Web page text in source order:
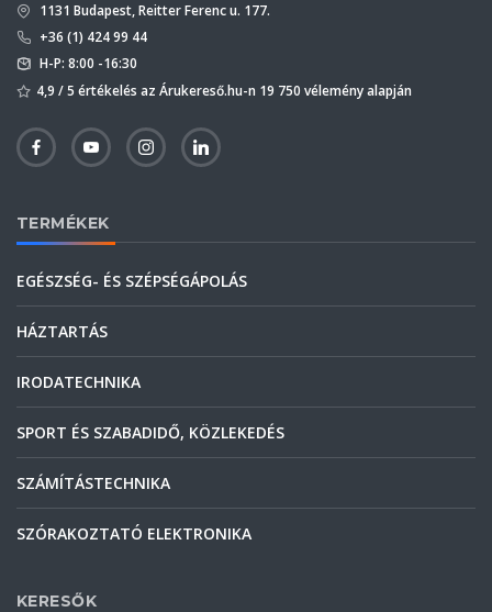
1131 Budapest, Reitter Ferenc u. 177.
+36 (1) 424 99 44
H-P: 8:00 -16:30
4,9 / 5 értékelés az Árukereső.hu-n 19 750 vélemény alapján
TERMÉKEK
EGÉSZSÉG- ÉS SZÉPSÉGÁPOLÁS
HÁZTARTÁS
IRODATECHNIKA
SPORT ÉS SZABADIDŐ, KÖZLEKEDÉS
SZÁMÍTÁSTECHNIKA
SZÓRAKOZTATÓ ELEKTRONIKA
KERESŐK